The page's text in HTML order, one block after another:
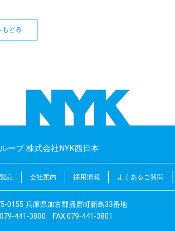
もどる
ープ 株式会社NYK西日本
品 会社案内 採用情報 よくあるご質問
0155 兵庫県加古郡播磨町新島33番地
3800 FAX:079-441-3801